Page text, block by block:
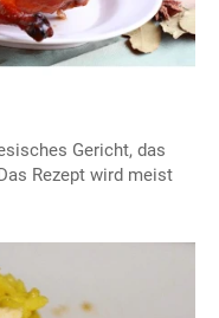
Gericht, das
Rezept wird meist